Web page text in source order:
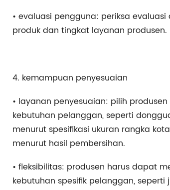
• evaluasi pengguna: periksa
produk dan tingkat layanan produsen.
4. kemampuan penyesuaian
• layanan penyesuaian: pilih
kebutuhan pelanggan, seperti
menurut spesifikasi ukuran rangka
menurut hasil pembersihan.
• fleksibilitas: produsen harus dapat
kebutuhan spesifik pelanggan,